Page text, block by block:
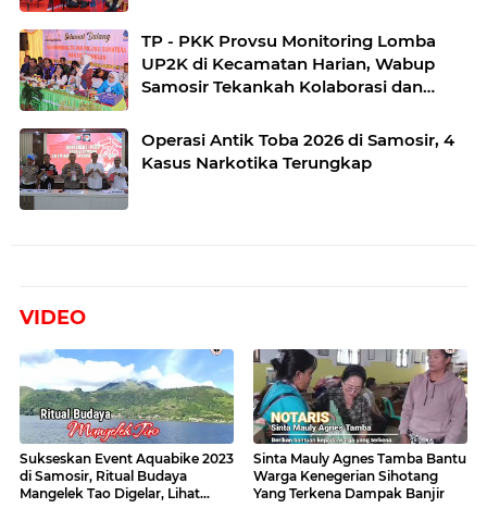
TP - PKK Provsu Monitoring Lomba
UP2K di Kecamatan Harian, Wabup
Samosir Tekankah Kolaborasi dan
Produk Unggulan UP2K PKK
Operasi Antik Toba 2026 di Samosir, 4
Kasus Narkotika Terungkap
VIDEO
Sukseskan Event Aquabike 2023
di Samosir, Ritual Budaya
Mangelek Tao Digelar, Lihat
Sinta Mauly Agnes Tamba Bantu
Warga Kenegerian Sihotang
Yang Terkena Dampak Banjir